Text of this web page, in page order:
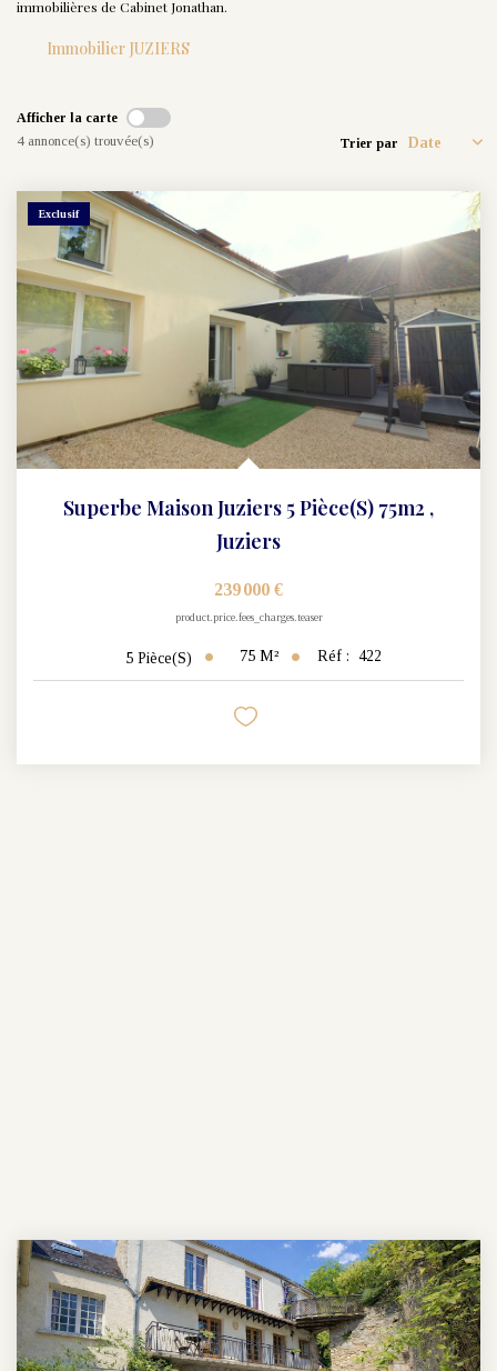
Nos Actualités
immobilières de Cabinet Jonathan.
Immobilier JUZIERS
Afficher la carte
4 annonce(s) trouvée(s) Trier par
Exclusif
Superbe Maison Juziers 5 Pièce(s) 75m2 ,
Juziers
239 000 €
product.price.fees_charges.teaser
5 Pièce(s) 75 M² Réf : 422